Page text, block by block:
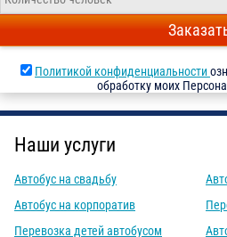
Политикой конфиденциальности
обработку моих
Наши услуги
Автобус на свадьбу
Автобус на корпоратив
Перевозка детей автобусом